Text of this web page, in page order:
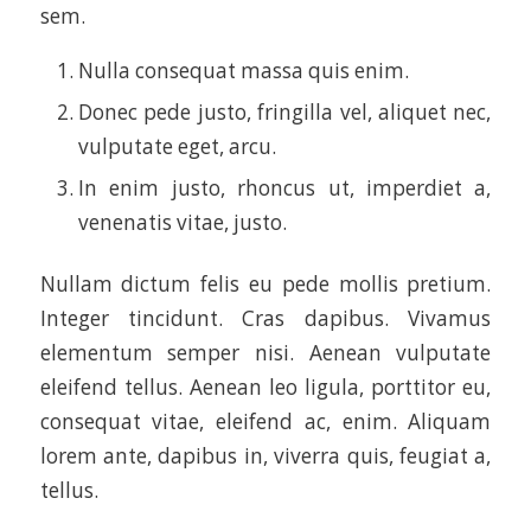
sem.
Nulla consequat massa quis enim.
Donec pede justo, fringilla vel, aliquet nec,
vulputate eget, arcu.
In enim justo, rhoncus ut, imperdiet a,
venenatis vitae, justo.
Nullam dictum felis eu pede mollis pretium.
Integer tincidunt. Cras dapibus. Vivamus
elementum semper nisi. Aenean vulputate
eleifend tellus. Aenean leo ligula, porttitor eu,
consequat vitae, eleifend ac, enim. Aliquam
lorem ante, dapibus in, viverra quis, feugiat a,
tellus.